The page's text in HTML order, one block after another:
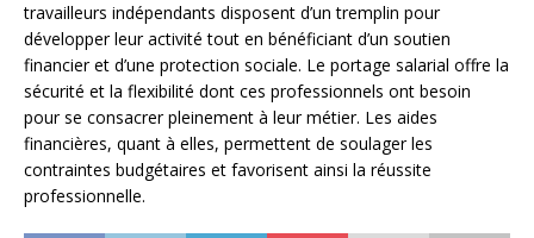
travailleurs indépendants disposent d’un tremplin pour
développer leur activité tout en bénéficiant d’un soutien
financier et d’une protection sociale. Le portage salarial offre la
sécurité et la flexibilité dont ces professionnels ont besoin
pour se consacrer pleinement à leur métier. Les aides
financières, quant à elles, permettent de soulager les
contraintes budgétaires et favorisent ainsi la réussite
professionnelle.